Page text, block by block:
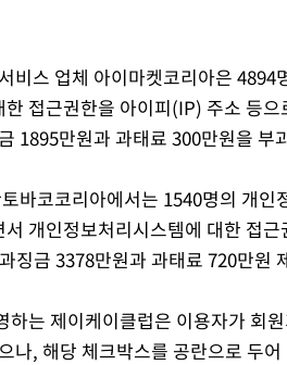
비스 업체 아이마켓코리아은
접근권한을 아이피(IP) 주소 등
1895만원과 과태료 300만원을 부
바코코리아에서는 1540명의 개
개인정보처리시스템에 대한 접
징금 3378만원과 과태료 720만원
하는 제이케이클럽은 이용자가 회
나, 해당 체크박스를 공란으로 두